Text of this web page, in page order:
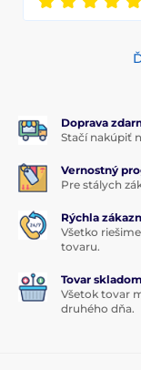
Doprava
Stačí nakúpiť
Vernostný
Pre stálych
Rýchla
Všetko
tovaru.
Tovar skladom
Všetok tovar
druhého dňa.